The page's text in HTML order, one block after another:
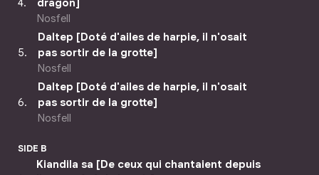
4.
dragon]
Nosfell
5.
Daltep [Doté d'ailes de harpie, il n'osait
pas sortir de la grotte]
Nosfell
6.
Daltep [Doté d'ailes de harpie, il n'osait
pas sortir de la grotte]
Nosfell
SIDE B
Kiandila sa [De ceux qui chantaient depuis